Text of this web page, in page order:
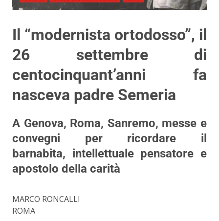
Il “modernista ortodosso”, il
26 settembre di
centocinquant’anni fa
nasceva padre Semeria
A Genova, Roma, Sanremo, messe e
convegni per ricordare il
barnabita, intellettuale pensatore e
apostolo della carità
MARCO RONCALLI
ROMA